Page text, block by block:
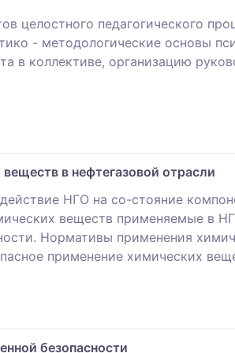
целостного педагогического
- методологические основы
в коллективе, организацию
в нефтегазовой отрасли
НГО на со-стояние
веществ применяемые в
Нормативы применения
применение химических
безопасности